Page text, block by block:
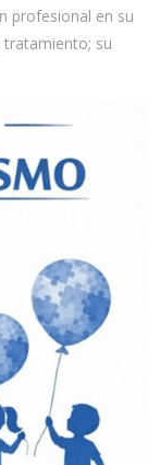
profesional en su
su